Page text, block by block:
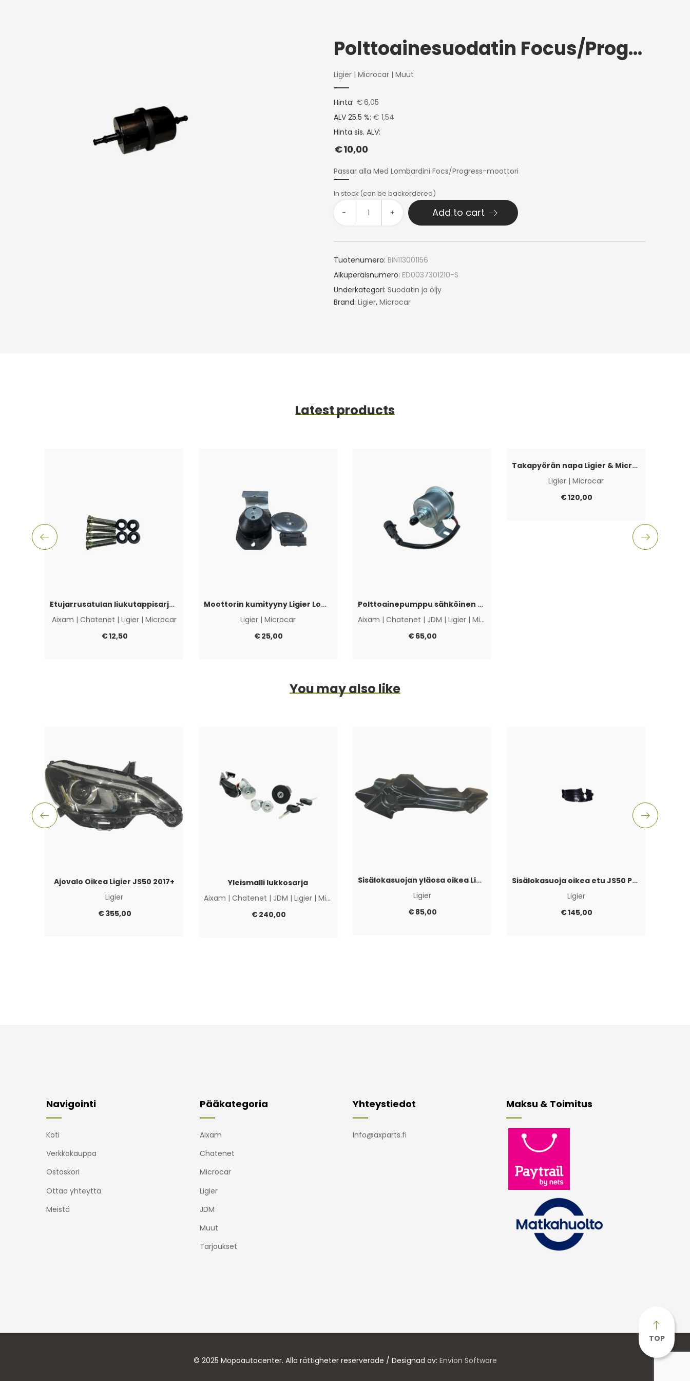
Polttoainesuodatin Focus/Progress
Ligier| Microcar| Muut
Hinta: €6,05
ALV 25.5 %: € 1,54
Hinta sis. ALV:
€10,00
Passar alla Med Lombardini Focs/Progress-moottori
In stock (can be backordered)
- + Add to cart
Tuotenumero: BIN113001156
Alkuperäisnumero: ED0037301210-S
Underkategori: Suodatin ja öljy
Brand: Ligier, Microcar
Latest products
Etujarrusatulan liukutappisarja Aixam, Ligier, Microcar & Chatenet
Aixam | Chatenet | Ligier| Microcar
€12,50
Moottorin kumityyny Ligier Lombardini Progress / DCI
Ligier | Microcar
€25,00
Polttoainepumppu sähköinen Lombardini Progress / DCI / FOCS
Aixam | Chatenet | JDM | Ligier | Microcar
€65,00
Takapyörän napa Ligier & Microcar 4×100
Ligier | Microcar
€120,00
You may also like
Ajovalo Oikea Ligier JS50 2017+
Ligier
€355,00
Yleismalli lukkosarja
Aixam | Chatenet | JDM | Ligier | Microcar
€240,00
Sisälokasuojan yläosa oikea Ligier JS50 PH1 -2017
Ligier
€85,00
Sisälokasuoja oikea etu JS50 PH1 -2017
Ligier
€145,00
Navigointi
Koti
Verkkokauppa
Ostoskori
Ottaa yhteyttä
Meistä
Pääkategoria
Aixam
Chatenet
Microcar
Ligier
JDM
Muut
Tarjoukset
Yhteystiedot
Info@axparts.fi
Maksu & Toimitus
TOP
© 2025 Mopoautocenter. Alla rättigheter reserverade / Designad av: Envion Software